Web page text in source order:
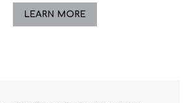
LEARN MORE